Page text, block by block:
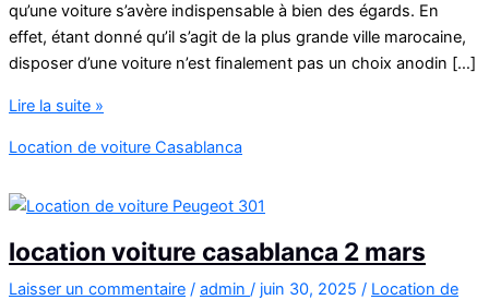
qu’une voiture s’avère indispensable à bien des égards. En
effet, étant donné qu’il s’agit de la plus grande ville marocaine,
disposer d’une voiture n’est finalement pas un choix anodin […]
attractions
incontournables
Casablanca
Lire la suite »
Location de voiture Casablanca
location voiture casablanca 2 mars
Laisser un commentaire / admin / juin 30, 2025 / Location de